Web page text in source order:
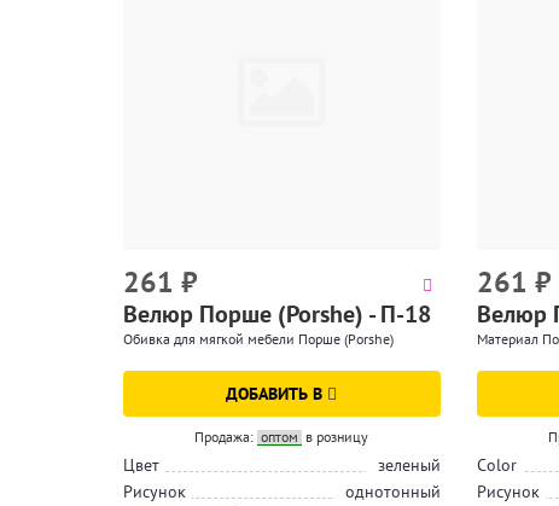
261 ₽
Велюр Порше (Porshe) - П-18
Обивка для мягкой мебели Порше (Porshe)
ДОБАВИТЬ В
Продажа: оптом в розницу
Цвет
зеленый
Рисунок
однотонный
261 ₽
Велюр
Материал
Color
Рисунок